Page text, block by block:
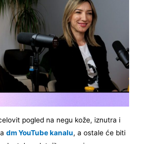
pogled na negu kože, iznutra i
dm YouTube kanalu, a ostale će biti